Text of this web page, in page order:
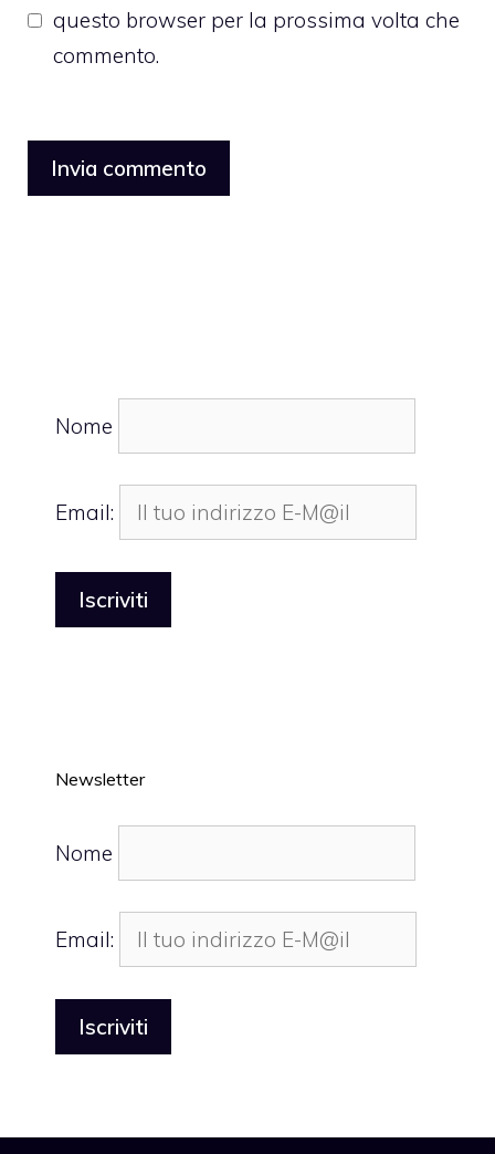
questo browser per la prossima volta che
commento.
Nome
Email:
Newsletter
Nome
Email: